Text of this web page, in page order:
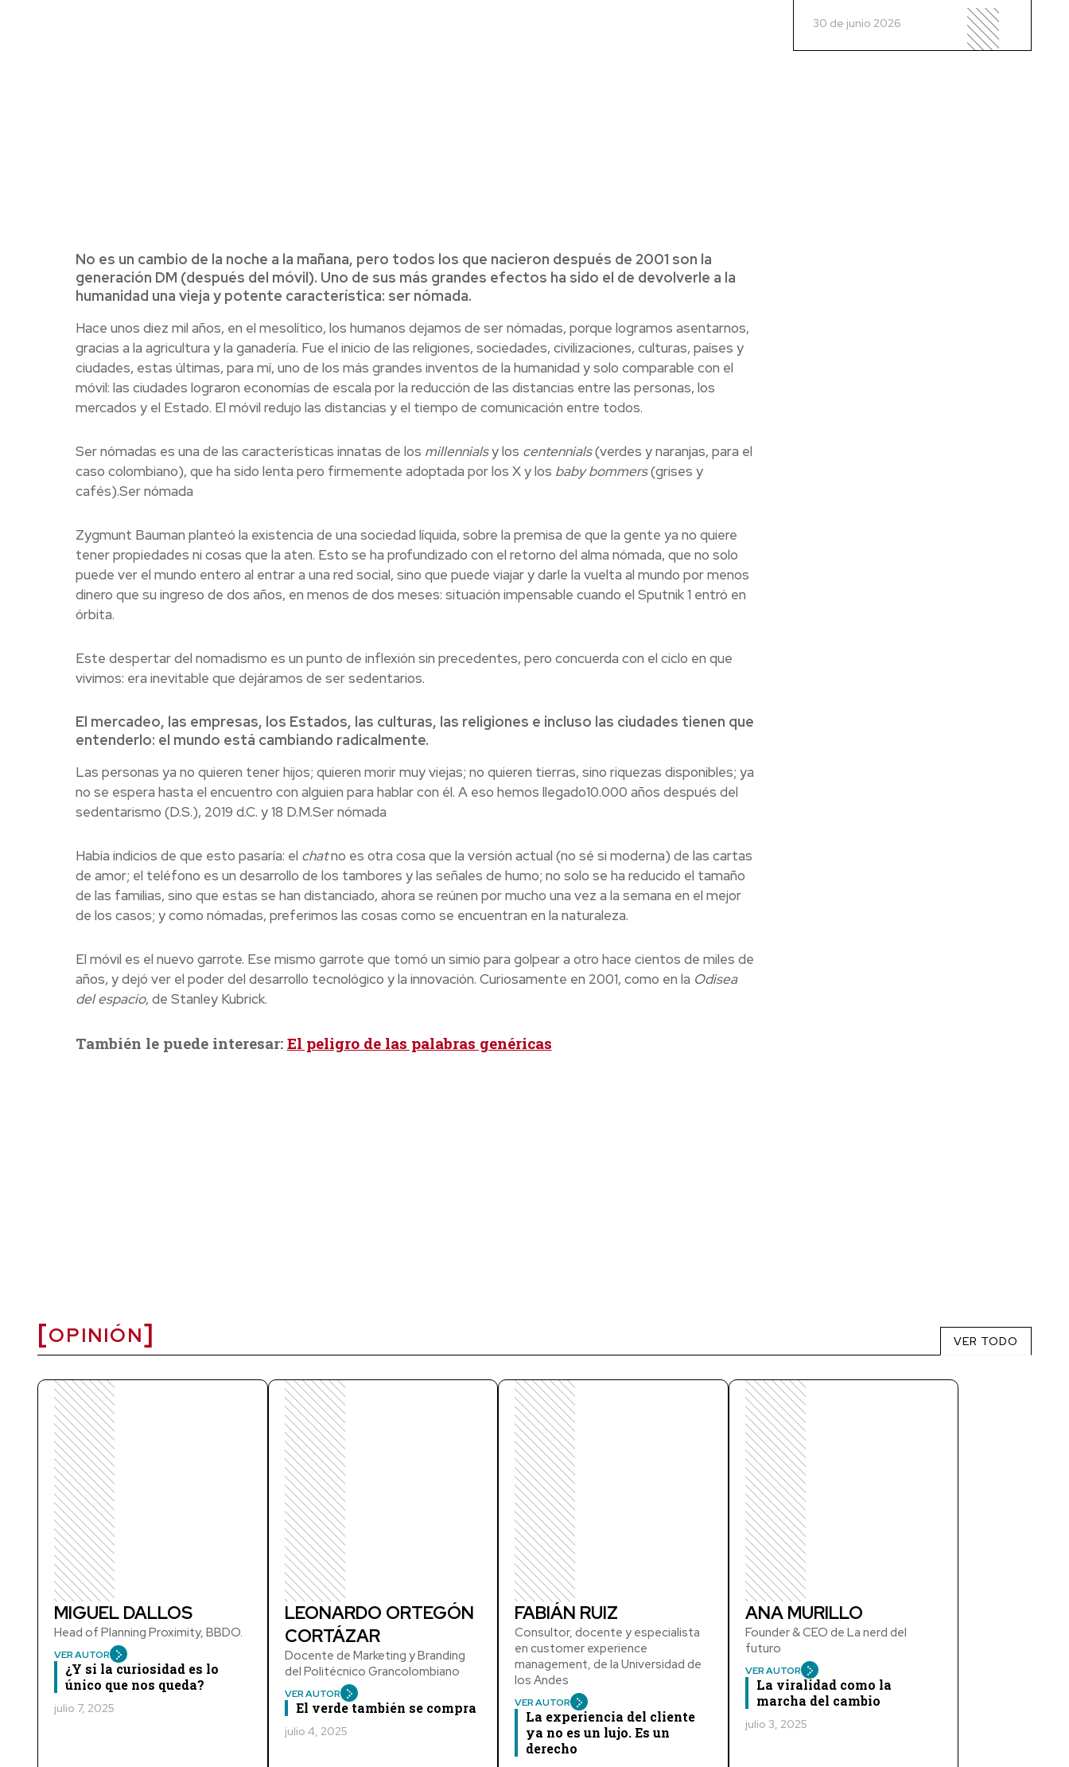
No es un cambio de la noche a la mañana, pero todos los que nacieron después de 2001 son la
generación DM (después del móvil). Uno de sus más grandes efectos ha sido el de devolverle a la
humanidad una vieja y potente característica: ser nómada.
Hace unos diez mil años, en el mesolítico, los humanos dejamos de ser nómadas, porque logramos asentarnos,
gracias a la agricultura y la ganadería. Fue el inicio de las religiones, sociedades, civilizaciones, culturas, países y
ciudades, estas últimas, para mí, uno de los más grandes inventos de la humanidad y solo comparable con el
móvil: las ciudades lograron economías de escala por la reducción de las distancias entre las personas, los
mercados y el Estado. El móvil redujo las distancias y el tiempo de comunicación entre todos.
Ser nómadas es una de las características innatas de los millennialsy los centennials(verdes y naranjas, para el
caso colombiano), que ha sido lenta pero firmemente adoptada por los X y los baby bommers(grises y
cafés).Ser nómada
Zygmunt Bauman planteó la existencia de una sociedad líquida, sobre la premisa de que la gente ya no quiere
tener propiedades ni cosas que la aten. Esto se ha profundizado con el retorno del alma nómada, que no solo
puede ver el mundo entero al entrar a una red social, sino que puede viajar y darle la vuelta al mundo por menos
dinero que su ingreso de dos años, en menos de dos meses: situación impensable cuando el Sputnik 1 entró en
órbita.
Este despertar del nomadismo es un punto de inflexión sin precedentes, pero concuerda con el ciclo en que
vivimos: era inevitable que dejáramos de ser sedentarios.
El mercadeo, las empresas, los Estados, las culturas, las religiones e incluso las ciudades tienen que
entenderlo: el mundo está cambiando radicalmente.
Las personas ya no quieren tener hijos; quieren morir muy viejas; no quieren tierras, sino riquezas disponibles; ya
no se espera hasta el encuentro con alguien para hablar con él. A eso hemos llegado10.000 años después del
sedentarismo (D.S.), 2019 d.C. y 18 D.M.Ser nómada
Había indicios de que esto pasaría: el chatno es otra cosa que la versión actual (no sé si moderna) de las cartas
de amor; el teléfono es un desarrollo de los tambores y las señales de humo; no solo se ha reducido el tamaño
de las familias, sino que estas se han distanciado, ahora se reúnen por mucho una vez a la semana en el mejor
de los casos; y como nómadas, preferimos las cosas como se encuentran en la naturaleza.
El móvil es el nuevo garrote. Ese mismo garrote que tomó un simio para golpear a otro hace cientos de miles de
años, y dejó ver el poder del desarrollo tecnológico y la innovación. Curiosamente en 2001, como en la Odisea
del espacio, de Stanley Kubrick.
También le puede interesar: El peligro de las palabras genéricas
30 de junio 2026
OPINIÓN VER TODO
MIGUEL DALLOS
Head of Planning Proximity, BBDO.
VER AUTOR
¿Y si la curiosidad es lo
único que nos queda?
julio 7, 2025
LEONARDO ORTEGÓN
CORTÁZAR
Docente de Marketing y Branding
del Politécnico Grancolombiano
VER AUTOR
El verde también se compra
julio 4, 2025
FABIÁN RUIZ
Consultor, docente y especialista
en customer experience
management, de la Universidad de
los Andes
VER AUTOR
La experiencia del cliente
ya no es un lujo. Es un
derecho
ANA MURILLO
Founder & CEO de La nerd del
futuro
VER AUTOR
La viralidad como la
marcha del cambio
julio 3, 2025